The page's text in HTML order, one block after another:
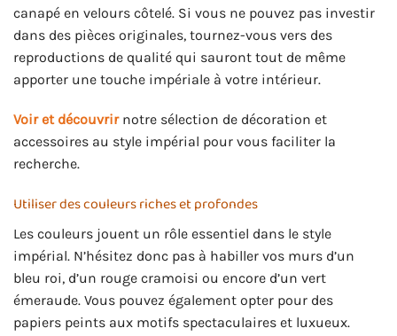
canapé en velours côtelé. Si vous ne pouvez pas investir
dans des pièces originales, tournez-vous vers des
reproductions de qualité qui sauront tout de même
apporter une touche impériale à votre intérieur.
Voir et découvrir notre sélection de décoration et
accessoires au style impérial pour vous faciliter la
recherche.
Utiliser des couleurs riches et profondes
Les couleurs jouent un rôle essentiel dans le style
impérial. N’hésitez donc pas à habiller vos murs d’un
bleu roi, d’un rouge cramoisi ou encore d’un vert
émeraude. Vous pouvez également opter pour des
papiers peints aux motifs spectaculaires et luxueux.